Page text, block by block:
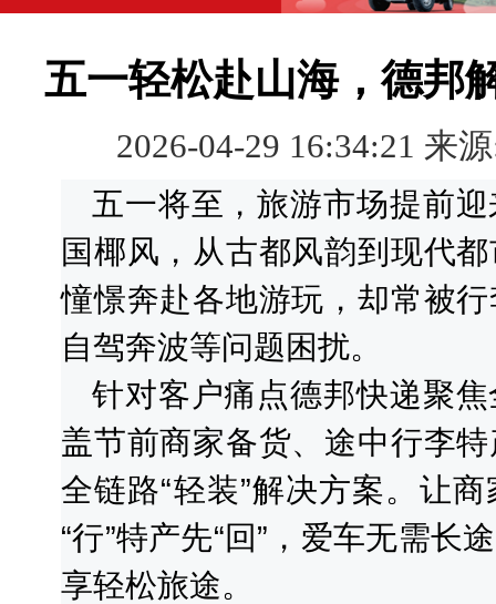
五一轻松赴山海，德邦
2026-04-29 16:34:21 来
五一将至，旅游市场提前
国椰风，从古都风韵到现代
憧憬奔赴各地游玩，却常被
自驾奔波等问题困扰。
针对客户痛点德邦快递聚
盖节前商家备货、途中行李
全链路“轻装”解决方案。让
“行”特产先“回”，爱车无需长
享轻松旅途。